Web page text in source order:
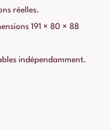
réelles.
191 × 80 × 88
indépendamment.